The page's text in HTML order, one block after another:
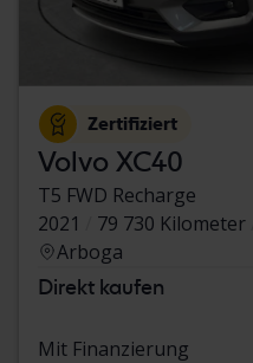
Zertifiziert
Volvo XC40
T5 FWD Recharge
2021
79 730 Kilometer
Arboga
Direkt kaufen
Mit Finanzierung